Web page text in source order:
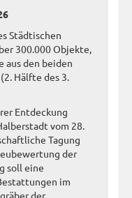
Städtischen
300.000 Objekte,
aus den beiden
Hälfte des 3.
Entdeckung
vom 28.
Tagung
der
soll eine
im
der